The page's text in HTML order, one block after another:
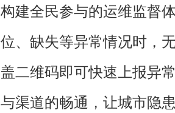
构建全民参与的运维监督
位、缺失等异常情况时，
盖二维码即可快速上报异
与渠道的畅通，让城市隐